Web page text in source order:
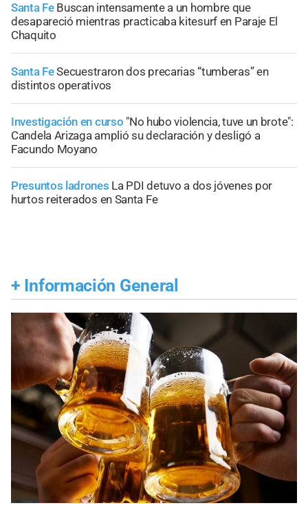
Santa Fe Buscan intensamente a un hombre que
desapareció mientras practicaba kitesurf en Paraje El
Chaquito
Santa FeSecuestraron dos precarias “tumberas” en
distintos operativos
Investigación en curso "No hubo violencia, tuve un brote":
Candela Arizaga amplió su declaración y desligó a
Facundo Moyano
Presuntos ladrones La PDI detuvo a dos jóvenes por
hurtos reiterados en Santa Fe
+ Información General